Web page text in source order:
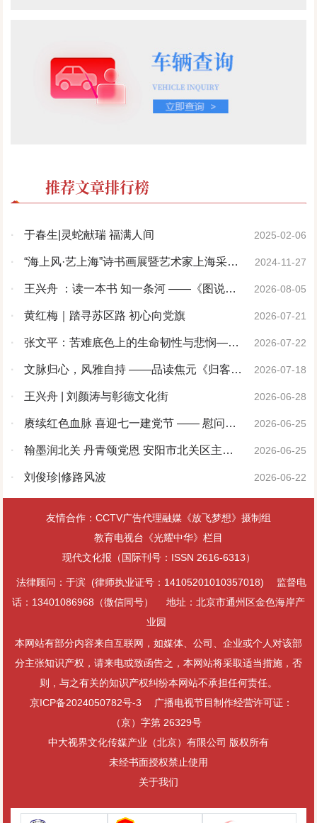
推荐文章排行榜
· 于春生|灵蛇献瑞 福满人间 2025-02-06
·
“海上风·艺上海”诗书画展暨艺术家上海采风
活动开幕仪式在上海隆重举行
2024-11-27
·
王兴舟 ：读一本书 知一条河 ——《图说洹
河》序
2026-08-05
· 黄红梅｜踏寻苏区路 初心向党旗 2026-07-21
·
张文平：苦难底色上的生命韧性与悲悯——
评孟黎明先生《黄土地的婆姨》
2026-07-22
·
文脉归心，风雅自持 ——品读焦元《归客
集》《风雅集》
2026-07-18
· 王兴舟 | 刘颜涛与彰德文化街 2026-06-28
·
赓续红色血脉 喜迎七一建党节 —— 慰问志
愿军老战士
2026-06-25
·
翰墨润北关 丹青颂党恩 安阳市北关区主题
书画展圆满举办
2026-06-25
· 刘俊珍|修路风波 2026-06-22
友情合作：CCTV广告代理融媒《放飞梦想》摄制组
教育电视台《光耀中华》栏目
现代文化报（国际刊号：ISSN 2616-6313）
法律顾问：于滨 (律师执业证号：14105201010357018)
监督电
话：13401086968（微信同号）
地址：北京市通州区金色海岸产
业园
本网站有部分内容来自互联网，如媒体、公司、企业或个人对该部
分主张知识产权，请来电或致函告之，本网站将采取适当措施，否
则，与之有关的知识产权纠纷本网站不承担任何责任。
京ICP备2024050782号-3
广播电视节目制作经营许可证：
（京）字第 26329号
中大视界文化传媒产业（北京）有限公司 版权所有
未经书面授权禁止使用
关于我们